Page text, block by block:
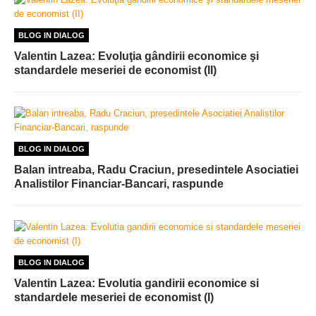
BLOG IN DIALOG
Valentin Lazea: Evoluţia gândirii economice şi
standardele meseriei de economist (II)
BLOG IN DIALOG
Balan intreaba, Radu Craciun, presedintele Asociatiei
Analistilor Financiar-Bancari, raspunde
BLOG IN DIALOG
Valentin Lazea: Evolutia gandirii economice si
standardele meseriei de economist (I)